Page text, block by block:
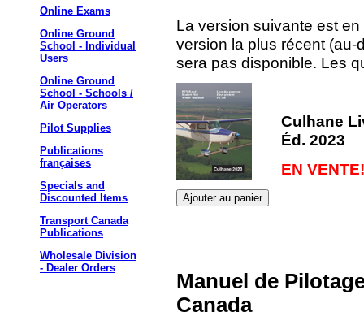
Online Exams
Online Ground
School - Individual
Users
Online Ground
School - Schools /
Air Operators
Pilot Supplies
Publications
françaises
Specials and
Discounted Items
Transport Canada
Publications
Wholesale Division
- Dealer Orders
La version suivante est
version la plus récent
sera pas disponible. Les
Culhane
Éd. 2023
EN
Manuel de
Canada